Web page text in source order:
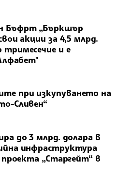
Бъфрт „Бъркшър
акции за 4,5 млрд.
и е
при изкупуването на
Сливен“
до 3 млрд. долара в
инфраструктура
проекта „Старгейт“ в